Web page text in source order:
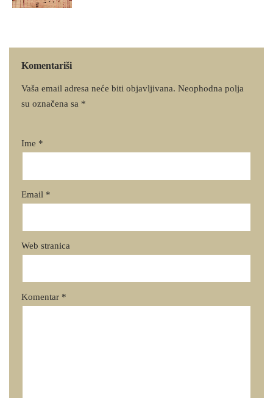
Komentariši
Vaša email adresa neće biti objavljivana. Neophodna polja
su označena sa *
Ime *
Email *
Web stranica
Komentar *